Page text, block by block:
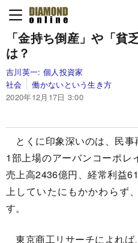
「金持ち倒産」や「貧
は？
吉川英一: 個人投資家
社会
働かないという生き方
2020年12月17日 3:00
とくに印象深いのは、民事
1部上場のアーバンコーポレ
売上高2436億円、経常利益
上していたにもかかわらず
す。
東京商工リサーチによれば、